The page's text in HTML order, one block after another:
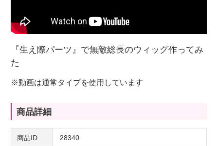
『生え際パーツ』で無敵総長のウィッグ作ってみ
た
※動画は通常タイプを使用しています
商品詳細
商品ID 28340